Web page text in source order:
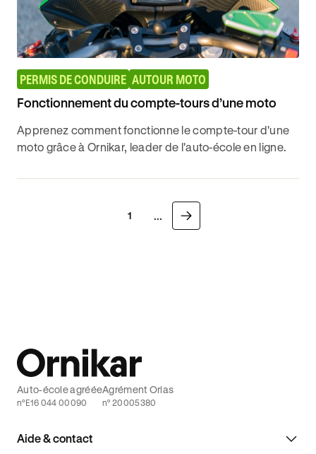
PERMIS DE CONDUIRE AUTOUR MOTO
Fonctionnement du compte-tours d’une moto
Apprenez comment fonctionne le compte-tour d'une
moto grâce à Ornikar, leader de l'auto-école en ligne.
1 ...
Aide & contact
Auto-école agréée
n°E16 044 00090
Agrément Orias
n° 20005380